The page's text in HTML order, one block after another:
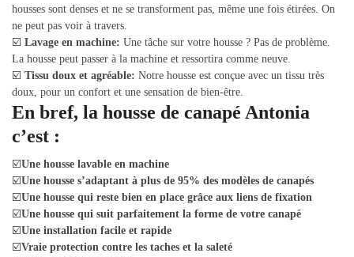
housses sont denses et ne se transforment pas, même une fois étirées. On
ne peut pas voir à travers.
☑️ Lavage en machine: Une tâche sur votre housse ? Pas de problème.
La housse peut passer à la machine et ressortira comme neuve.
☑️ Tissu doux et agréable: Notre housse est conçue avec un tissu très
doux, pour un confort et une sensation de bien-être.
En bref, la housse de canapé Antonia
c’est :
☑️Une housse lavable en machine
☑️Une housse s’adaptant à plus de 95% des modèles de canapés
☑️Une housse qui reste bien en place grâce aux liens de fixation
☑️Une housse qui suit parfaitement la forme de votre canapé
☑️Une installation facile et rapide
☑️Vraie protection contre les taches et la saleté